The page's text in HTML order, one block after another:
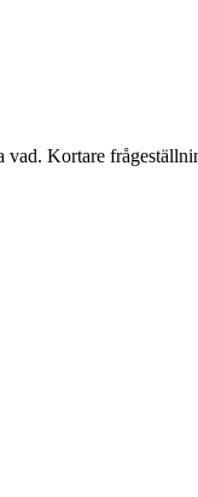
Kortare